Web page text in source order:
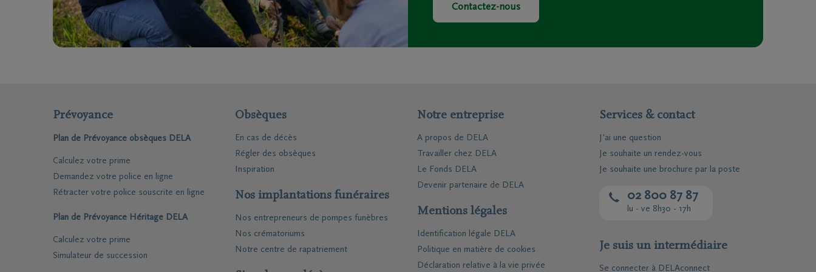
Funérailles moto
Rapatriement
Inspiration funéraire
Travailler chez DELA
Penser à demain
Promenades
Podcasts
Téléchargez le Carnet de
Contactez-nous
Prévoyance
Plan de Prévoyance obsèques DELA
Calculez votre prime
Demandez votre police en ligne
Rétracter votre police souscrite en ligne
Plan de Prévoyance Héritage DELA
Calculez votre prime
Simulateur de succession
Obsèques
En cas de décès
Régler des obsèques
Inspiration
Nos implantations funéraires
Nos entrepreneurs de pompes funèbres
Nos crématoriums
Notre centre de rapatriement
Notre entreprise
A propos de DELA
Travailler chez DELA
Le Fonds DELA
Devenir partenaire de DELA
Mentions légales
Identification légale DELA
Politique en matière de cookies
Déclaration relative à la vie privée
Services & contact
J'ai une question
Je souhaite un rendez-vous
Je souhaite une brochure par la poste
02 800 87 87
lu - ve 8h30 - 17h
Je suis un intermédiaire
Se connecter à DELAconnect